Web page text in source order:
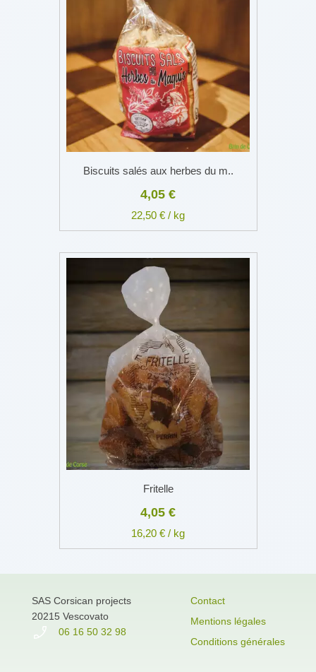
Biscuits salés aux herbes du m..
4,05 €
22,50 € / kg
Fritelle
4,05 €
16,20 € / kg
SAS Corsican projects
20215 Vescovato
06 16 50 32 98
Contact
Mentions légales
Conditions générales